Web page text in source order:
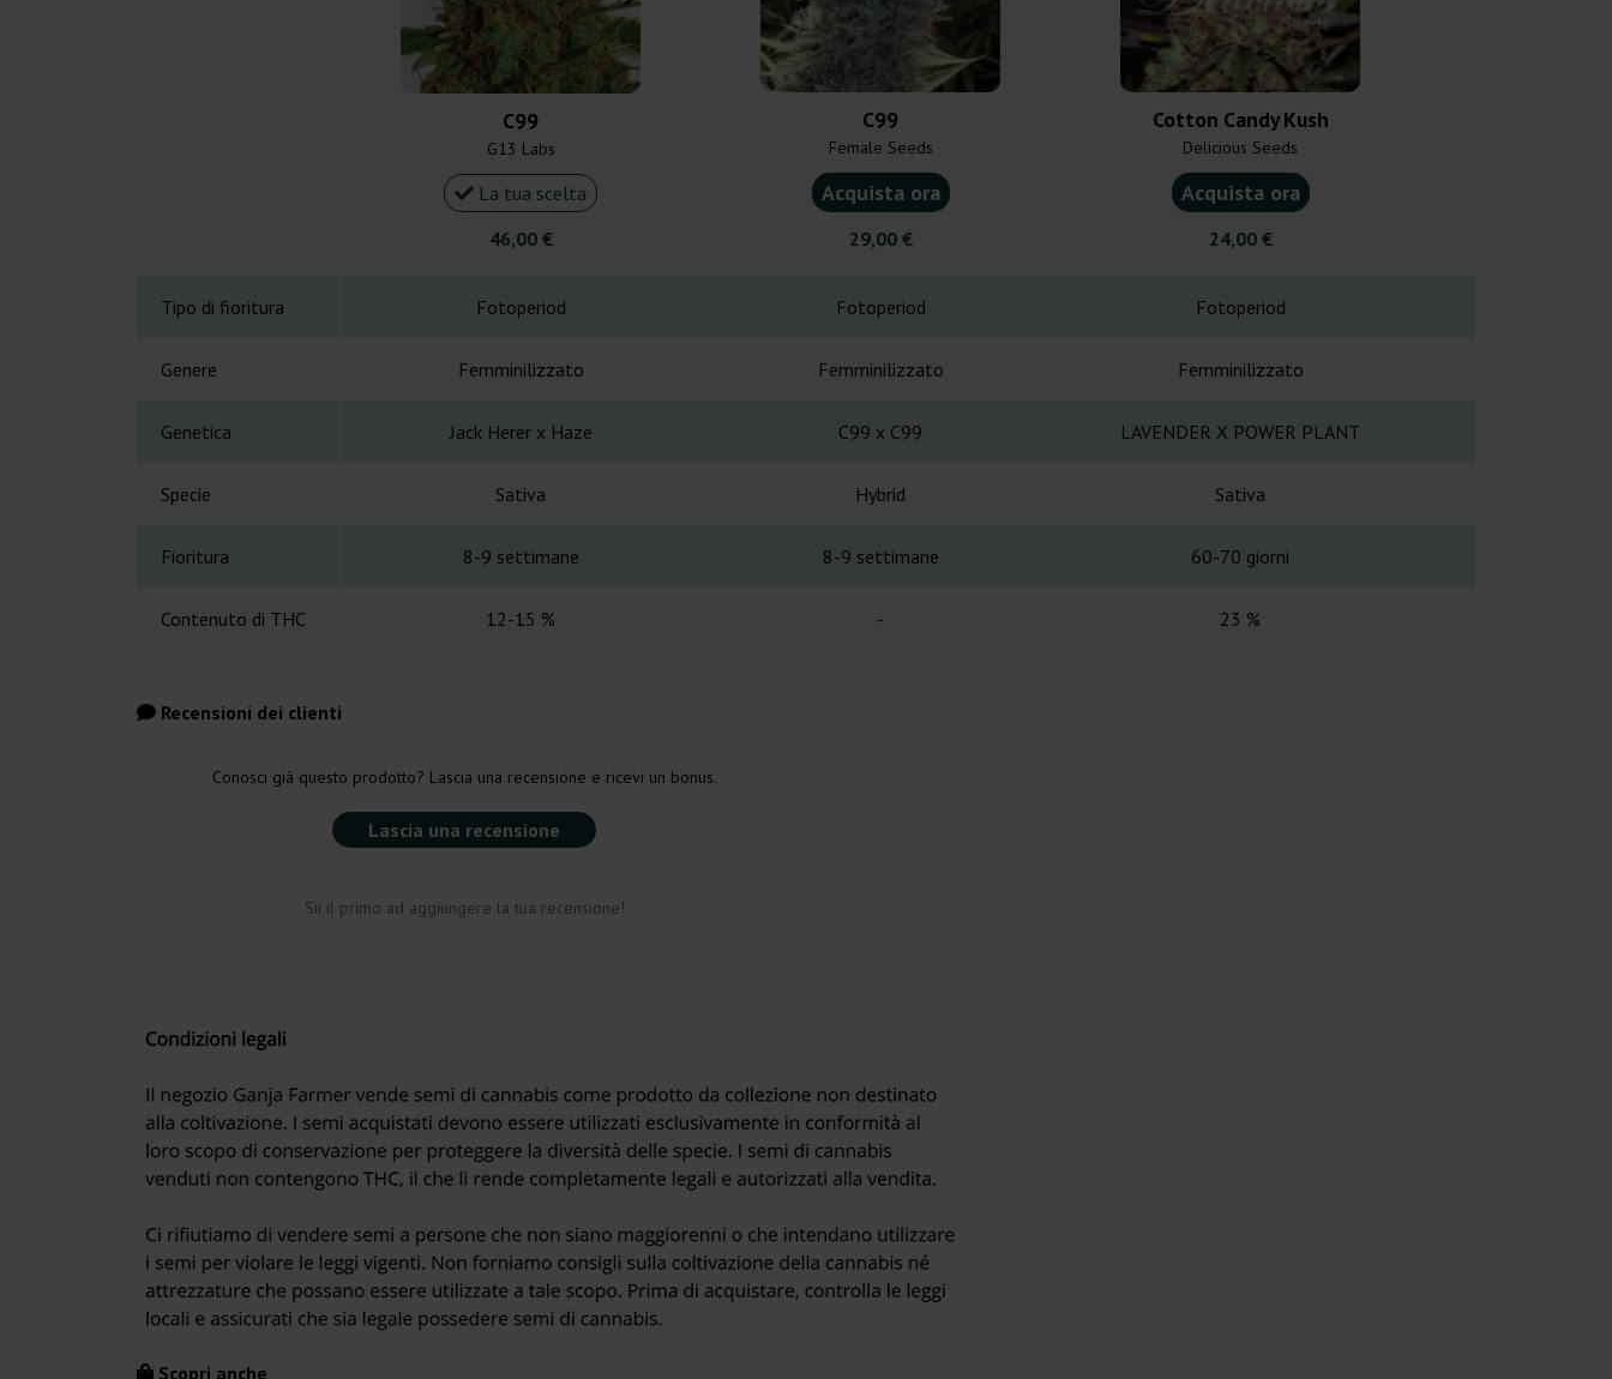
C99
G13 Labs
La tua scelta
46,00 €
C99
Female Seeds
Acquista ora
29,00 €
Cotton Candy Kush
Delicious Seeds
Acquista ora
24,00 €
Tipo di fioritura Fotoperiod Fotoperiod Fotoperiod
Genere Femminilizzato Femminilizzato Femminilizzato
Genetica Jack Herer x Haze C99 x C99 LAVENDER X POWER PLANT
Specie Sativa Hybrid Sativa
Fioritura 8-9 settimane 8-9 settimane 60-70 giorni
Contenuto di THC 12-15 % - 23 %
Recensioni dei clienti
Conosci già questo prodotto? Lascia una recensione e ricevi un bonus.
Lascia una recensione
Sii il primo ad aggiungere la tua recensione!
Scopri anche